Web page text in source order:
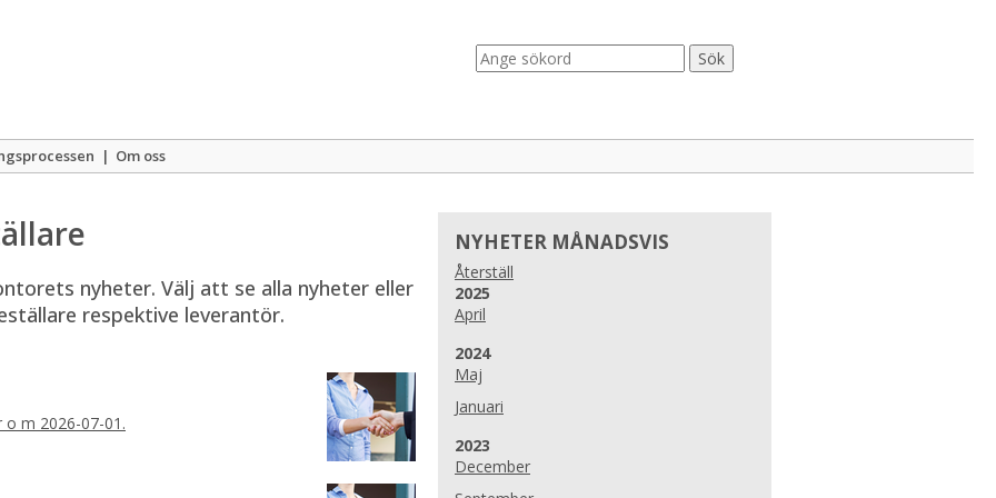
| Om oss
nyheter. Välj att se alla nyheter eller
respektive leverantör.
m 2026-07-01.
NYHETER MÅNADSVIS
Återställ
År:
2025
April
År:
2024
Maj
Januari
År:
2023
December